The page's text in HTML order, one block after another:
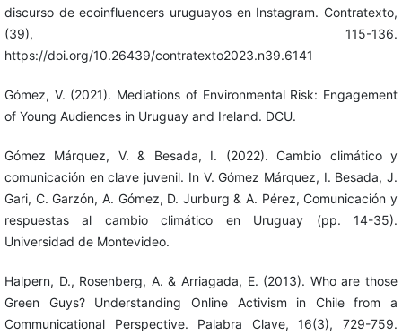
discurso de ecoinfluencers uruguayos en Instagram. Contratexto,
(39), 115-136.
https://doi.org/10.26439/contratexto2023.n39.6141
Gómez, V. (2021). Mediations of Environmental Risk: Engagement
of Young Audiences in Uruguay and Ireland. DCU.
Gómez Márquez, V. & Besada, I. (2022). Cambio climático y
comunicación en clave juvenil. In V. Gómez Márquez, I. Besada, J.
Gari, C. Garzón, A. Gómez, D. Jurburg & A. Pérez, Comunicación y
respuestas al cambio climático en Uruguay (pp. 14-35).
Universidad de Montevideo.
Halpern, D., Rosenberg, A. & Arriagada, E. (2013). Who are those
Green Guys? Understanding Online Activism in Chile from a
Communicational Perspective. Palabra Clave, 16(3), 729-759.